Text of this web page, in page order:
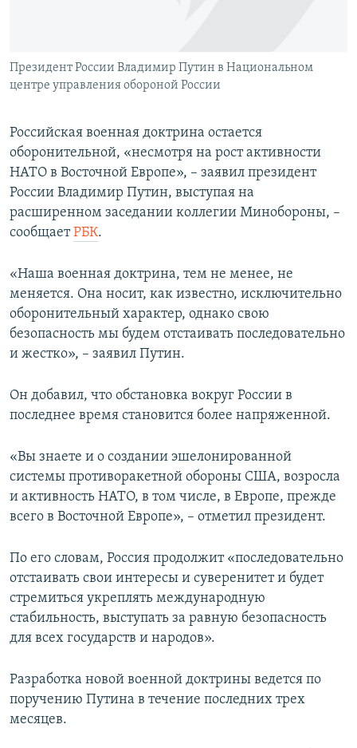
ELIFBE
Президент России Владимир Путин в Национальном
центре управления обороной России
Российская военная доктрина остается
оборонительной, «несмотря на рост активности
НАТО в Восточной Европе», – заявил президент
России Владимир Путин, выступая на
расширенном заседании коллегии Минобороны, –
сообщаетРБК.
«Наша военная доктрина, тем не менее, не
меняется. Она носит, как известно, исключительно
оборонительный характер, однако свою
безопасность мы будем отстаивать последовательно
и жестко», – заявил Путин.
Он добавил, что обстановка вокруг России в
последнее время становится более напряженной.
«Вы знаете и о создании эшелонированной
системы противоракетной обороны США, возросла
и активность НАТО, в том числе, в Европе, прежде
всего в Восточной Европе», – отметил президент.
По его словам, Россия продолжит «последовательно
отстаивать свои интересы и суверенитет и будет
стремиться укреплять международную
стабильность, выступать за равную безопасность
для всех государств и народов».
Разработка новой военной доктрины ведется по
поручению Путина в течение последних трех
месяцев.